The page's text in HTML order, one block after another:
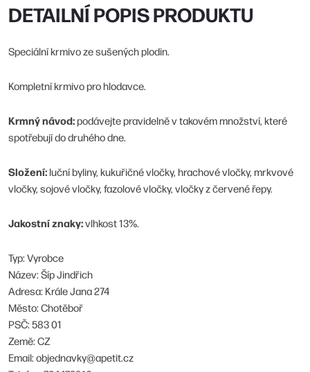
DETAILNÍ POPIS PRODUKTU
Speciální krmivo ze sušených plodin.
Kompletní krmivo pro hlodavce.
Krmný návod:podávejte pravidelně v takovém množství, které
spotřebují do druhého dne.
Složení: luční byliny, kukuřičné vločky, hrachové vločky, mrkvové
vločky, sojové vločky, fazolové vločky, vločky z červené řepy.
Jakostní znaky:vlhkost 13%.
Typ: Vyrobce
Název: Šíp Jindřich
Adresa: Krále Jana 274
Město: Chotěboř
PSČ: 583 01
Země: CZ
Email: objednavky@apetit.cz